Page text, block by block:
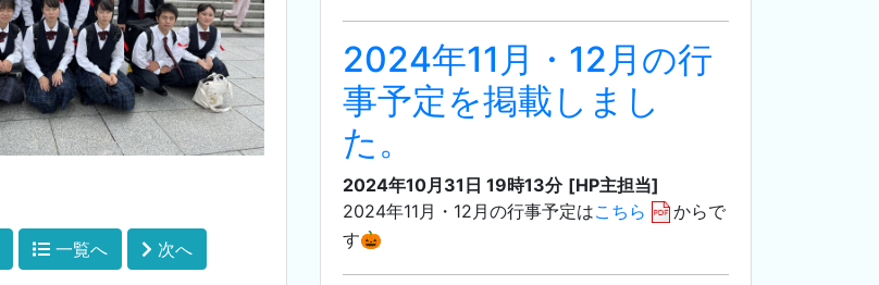
一覧へ 次へ
2024年11月・12月の行
事予定を掲載しまし
た。
2024年10月31日 19時13分 [HP主担当]
2024年11月・12月の行事予定はこちら
からで
す🎃